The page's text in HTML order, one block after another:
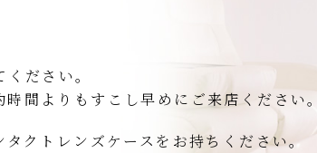
ださい。
間よりもすこし早めにご来店ください
クトレンズケースをお持ちください。